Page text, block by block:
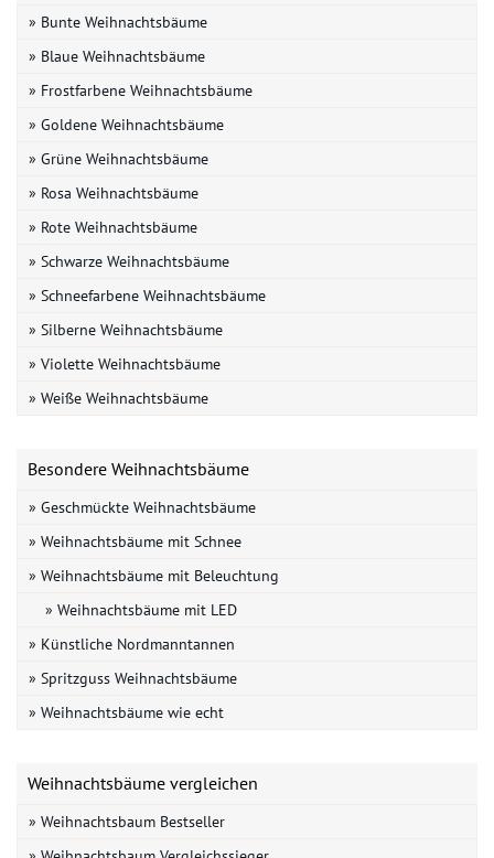
» Bunte Weihnachtsbäume
» Blaue Weihnachtsbäume
» Frostfarbene Weihnachtsbäume
» Goldene Weihnachtsbäume
» Grüne Weihnachtsbäume
» Rosa Weihnachtsbäume
» Rote Weihnachtsbäume
» Schwarze Weihnachtsbäume
» Schneefarbene Weihnachtsbäume
» Silberne Weihnachtsbäume
» Violette Weihnachtsbäume
» Weiße Weihnachtsbäume
Besondere Weihnachtsbäume
» Geschmückte Weihnachtsbäume
» Weihnachtsbäume mit Schnee
» Weihnachtsbäume mit Beleuchtung
» Weihnachtsbäume mit LED
» Künstliche Nordmanntannen
» Spritzguss Weihnachtsbäume
» Weihnachtsbäume wie echt
Weihnachtsbäume vergleichen
» Weihnachtsbaum Bestseller